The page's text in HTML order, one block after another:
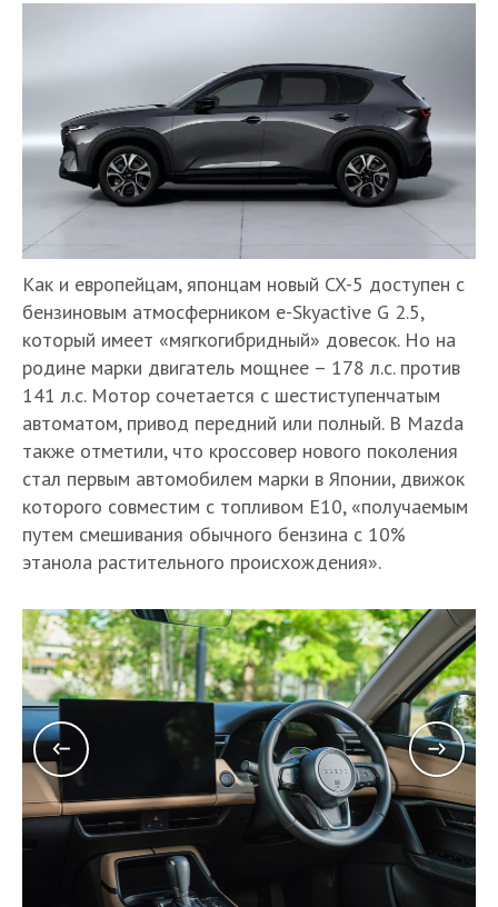
Как и европейцам, японцам новый CX-5 доступен с
бензиновым атмосферником e-Skyactive G 2.5,
который имеет «мягкогибридный» довесок. Но на
родине марки двигатель мощнее – 178 л.с. против
141 л.с. Мотор сочетается с шестиступенчатым
автоматом, привод передний или полный. В Mazda
также отметили, что кроссовер нового поколения
стал первым автомобилем марки в Японии, движок
которого совместим с топливом E10, «получаемым
путем смешивания обычного бензина с 10%
этанола растительного происхождения».